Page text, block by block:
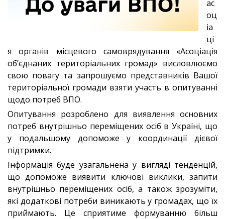
ас
оц
іа
ці
я органів місцевого самоврядування «Асоціація
об’єднаних територіальних громад» висловлюємо
свою повагу та запрошуємо представників Вашої
територіальної громади взяти участь в опитуванні
щодо потреб ВПО.
Опитування розроблено для виявлення основних
потреб внутрішньо переміщених осіб в Україні, що
у подальшому допоможе у координації дієвої
підтримки.
Інформація буде узагальнена у вигляді тенденцій,
що допоможе виявити ключові виклики, запити
внутрішньо переміщених осіб, а також зрозуміти,
які додаткові потреби виникають у громадах, що їх
приймають. Це сприятиме формуванню більш